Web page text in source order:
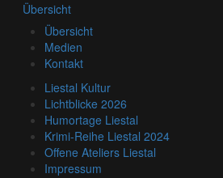
Übersicht
Übersicht
Medien
Kontakt
Liestal Kultur
Lichtblicke 2026
Humortage Liestal
Krimi-Reihe Liestal 2024
Offene Ateliers Liestal
Impressum